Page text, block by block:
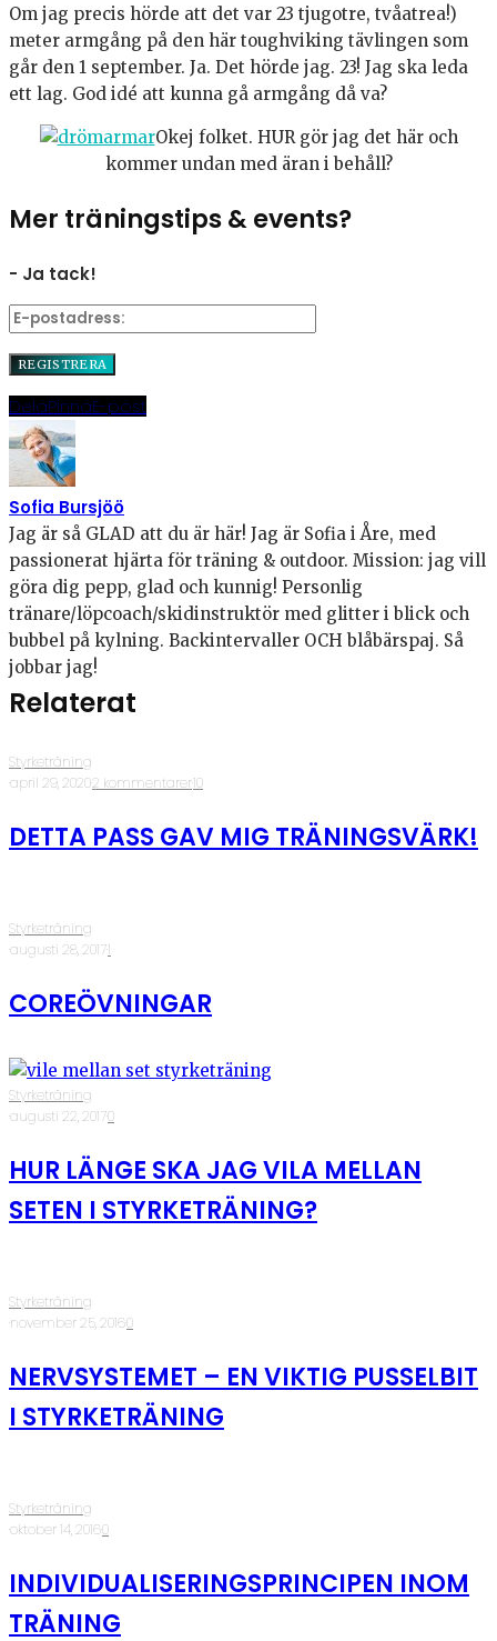
Om jag precis hörde att det var 23 tjugotre, tvåatrea!)
meter armgång på den här toughviking tävlingen som
går den 1 september. Ja. Det hörde jag. 23! Jag ska leda
ett lag. God idé att kunna gå armgång då va?
Okej folket. HUR gör jag det här och
kommer undan med äran i behåll?
Mer träningstips & events?
- Ja tack!
DelaPinnaE-post
Sofia Bursjöö
Jag är så GLAD att du är här! Jag är Sofia i Åre, med
passionerat hjärta för träning & outdoor. Mission: jag vill
göra dig pepp, glad och kunnig! Personlig
tränare/löpcoach/skidinstruktör med glitter i blick och
bubbel på kylning. Backintervaller OCH blåbärspaj. Så
jobbar jag!
Relaterat
Styrketräning
·april 29, 2020·2 kommentarer·10
DETTA PASS GAV MIG TRÄNINGSVÄRK!
Styrketräning
·augusti 28, 2017·1
COREÖVNINGAR
Styrketräning
·augusti 22, 2017·0
HUR LÄNGE SKA JAG VILA MELLAN
SETEN I STYRKETRÄNING?
Styrketräning
·november 25, 2016·0
NERVSYSTEMET – EN VIKTIG PUSSELBIT
I STYRKETRÄNING
Styrketräning
·oktober 14, 2016·0
INDIVIDUALISERINGSPRINCIPEN INOM
TRÄNING